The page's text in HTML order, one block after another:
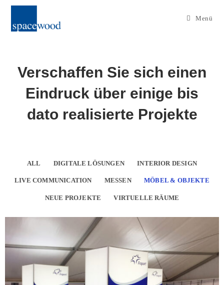
Menü
Verschaffen Sie sich einen
Eindruck über einige bis
dato realisierte Projekte
ALL DIGITALE LÖSUNGEN INTERIOR DESIGN
LIVE COMMUNICATION MESSEN MÖBEL & OBJEKTE
NEUE PROJEKTE VIRTUELLE RÄUME